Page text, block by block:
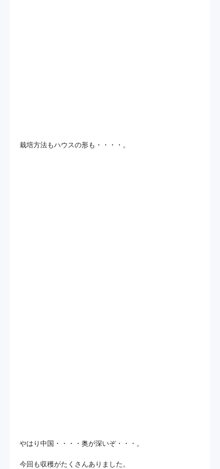
栽培方法もハウスの形も・・・・。
やはり中国・・・・奥が深いぞ・・・。
今回も収穫がたくさんありました。